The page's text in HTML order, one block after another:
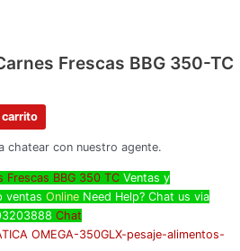
Frescas BBG 350-TC
carrito
chatear con nuestro agente.
Ventas y
ventas Online Need Help? Chat us via
Chat